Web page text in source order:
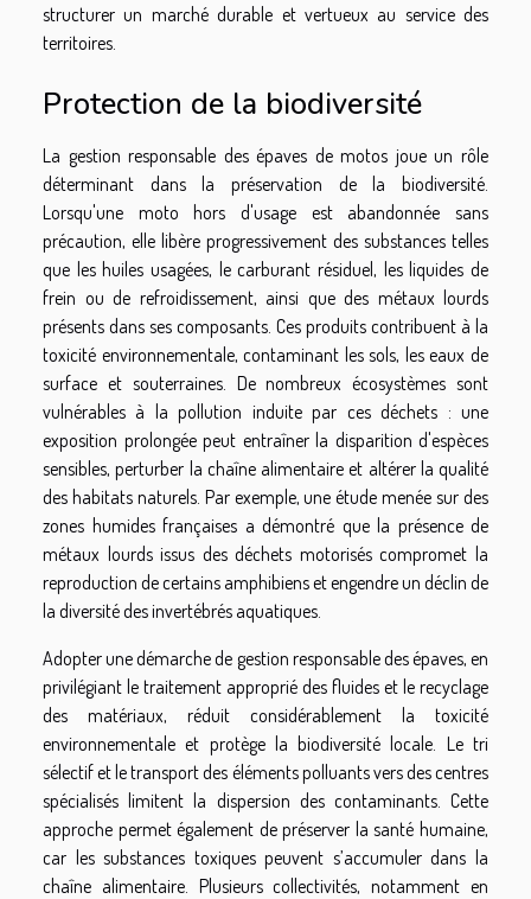
structurer un marché durable et vertueux au service des
territoires.
Protection de la biodiversité
La gestion responsable des épaves de motos joue un rôle
déterminant dans la préservation de la biodiversité.
Lorsqu'une moto hors d'usage est abandonnée sans
précaution, elle libère progressivement des substances telles
que les huiles usagées, le carburant résiduel, les liquides de
frein ou de refroidissement, ainsi que des métaux lourds
présents dans ses composants. Ces produits contribuent à la
toxicité environnementale, contaminant les sols, les eaux de
surface et souterraines. De nombreux écosystèmes sont
vulnérables à la pollution induite par ces déchets : une
exposition prolongée peut entraîner la disparition d'espèces
sensibles, perturber la chaîne alimentaire et altérer la qualité
des habitats naturels. Par exemple, une étude menée sur des
zones humides françaises a démontré que la présence de
métaux lourds issus des déchets motorisés compromet la
reproduction de certains amphibiens et engendre un déclin de
la diversité des invertébrés aquatiques.
Adopter une démarche de gestion responsable des épaves, en
privilégiant le traitement approprié des fluides et le recyclage
des matériaux, réduit considérablement la toxicité
environnementale et protège la biodiversité locale. Le tri
sélectif et le transport des éléments polluants vers des centres
spécialisés limitent la dispersion des contaminants. Cette
approche permet également de préserver la santé humaine,
car les substances toxiques peuvent s’accumuler dans la
chaîne alimentaire. Plusieurs collectivités, notamment en